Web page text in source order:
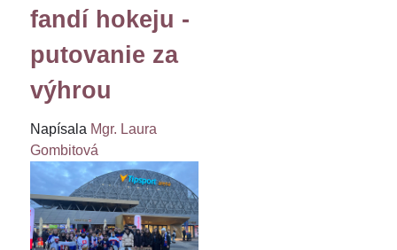
fandí hokeju -
putovanie za
výhrou
Napísala Mgr. Laura
Gombitová